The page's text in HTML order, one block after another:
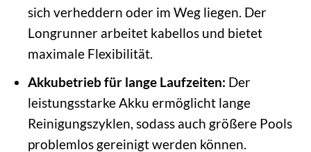
sich verheddern oder im Weg liegen. Der
Longrunner arbeitet kabellos und bietet
maximale Flexibilität.
Akkubetrieb für lange Laufzeiten: Der
leistungsstarke Akku ermöglicht lange
Reinigungszyklen, sodass auch größere Pools
problemlos gereinigt werden können.